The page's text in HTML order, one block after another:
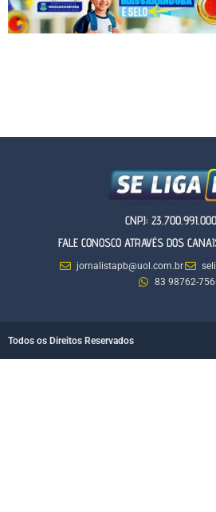
CNPJ:
FALE CONOSCO ATRAVÉS DOS
jornalistapb@uol.com.br
83 98762-
Todos os Direitos Reservados